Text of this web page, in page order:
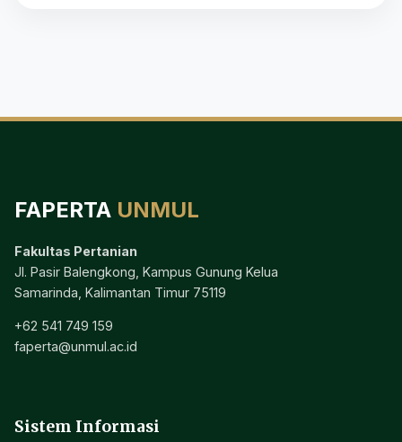
FAPERTA UNMUL
Fakultas Pertanian
Jl. Pasir Balengkong, Kampus Gunung Kelua
Samarinda, Kalimantan Timur 75119
+62 541 749 159
faperta@unmul.ac.id
Sistem Informasi